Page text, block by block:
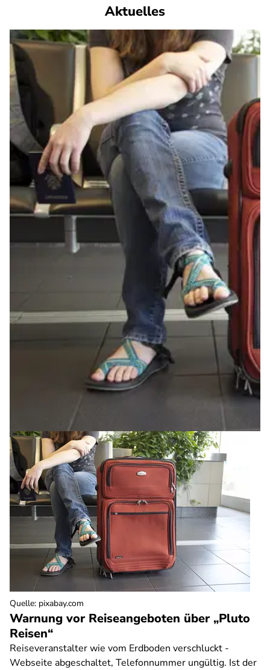
Aktuelles
Warnung vor Reiseangeboten über „Pluto
Reisen“
Reiseveranstalter wie vom Erdboden verschluckt -
Webseite abgeschaltet, Telefonnummer ungültig. Ist der
Quelle: pixabay.com